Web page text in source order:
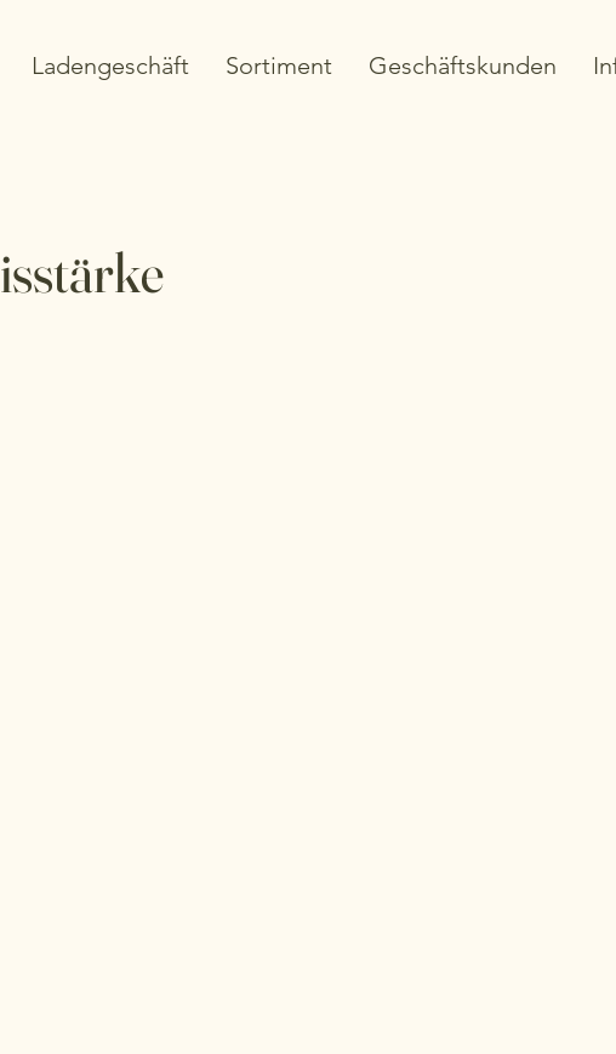
Ladengeschäft Sortiment Geschäftskunden